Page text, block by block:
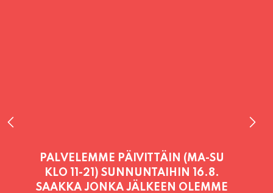
PALVELEMME TÄNÄÄN:
TORSTAI 11:00 - 21:00